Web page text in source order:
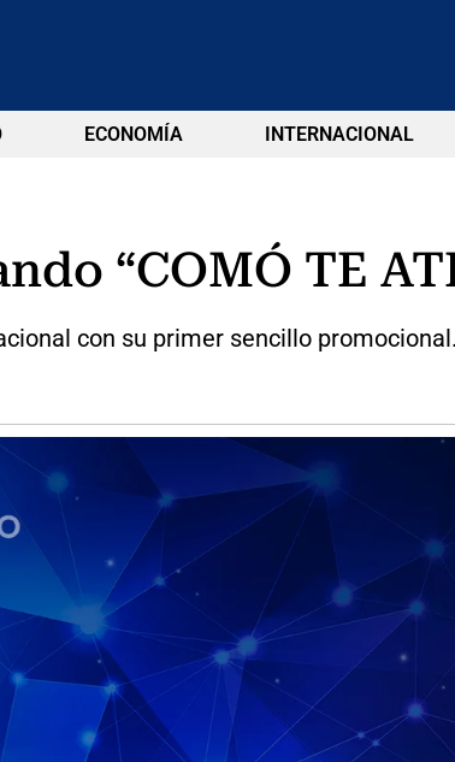
ECONOMÍA INTERNACIONAL
“COMÓ TE
con su primer sencillo